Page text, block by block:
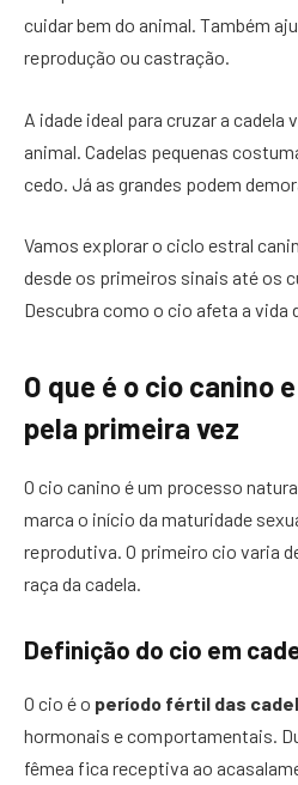
cuidar bem do animal. Também
reprodução ou castração.
A idade ideal para cruzar a
animal. Cadelas pequenas
cedo. Já as grandes podem
Vamos explorar o ciclo estral
desde os primeiros sinais até os
Descubra como o cio afeta a vida
O que é o cio canino
pela primeira vez
O cio canino é um processo
marca o início da maturidade
reprodutiva. O primeiro cio varia
raça da cadela.
Definição do cio em
O cio é o período fértil das
hormonais e comportamentais.
fêmea fica receptiva ao